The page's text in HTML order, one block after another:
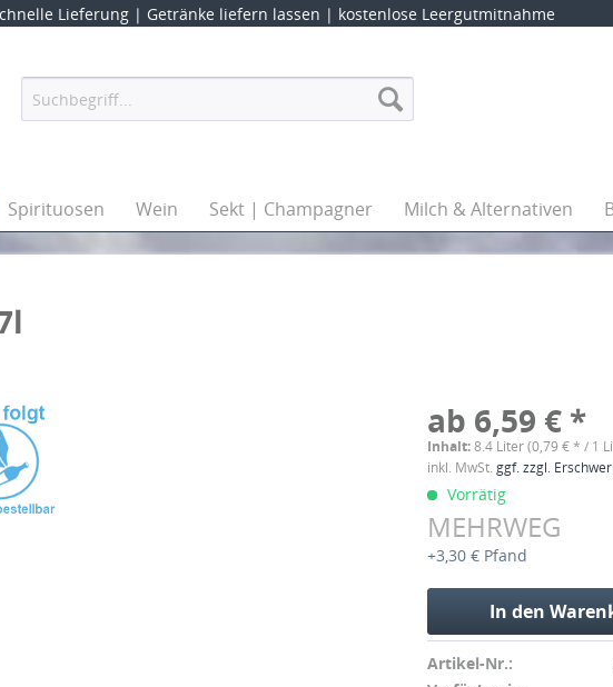
Lieferung | Getränke liefern lassen | kostenlose Leergutmitnahme
Spirituosen Wein Sekt | Champagner Milch & Alternativen
ab 6,59 € *
Inhalt:8.4 Liter (0,79 € * / 1
inkl. MwSt.ggf. zzgl.
Vorrätig
MEHRWEG
+3,30 € Pfand
In den
Artikel-Nr.: